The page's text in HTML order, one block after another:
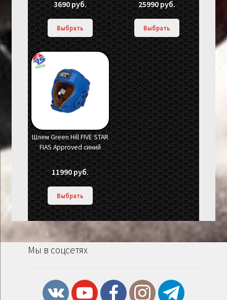
3690 руб.
Выбрать
25990руб.
Выбрать
Шлем Green Hill FIVE STAR
FIAS Approved синий
11990руб.
Выбрать
Мы в соцсетях